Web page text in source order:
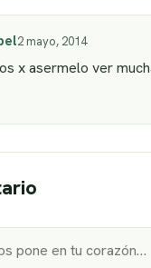
2 mayo, 2014
x asermelo ver